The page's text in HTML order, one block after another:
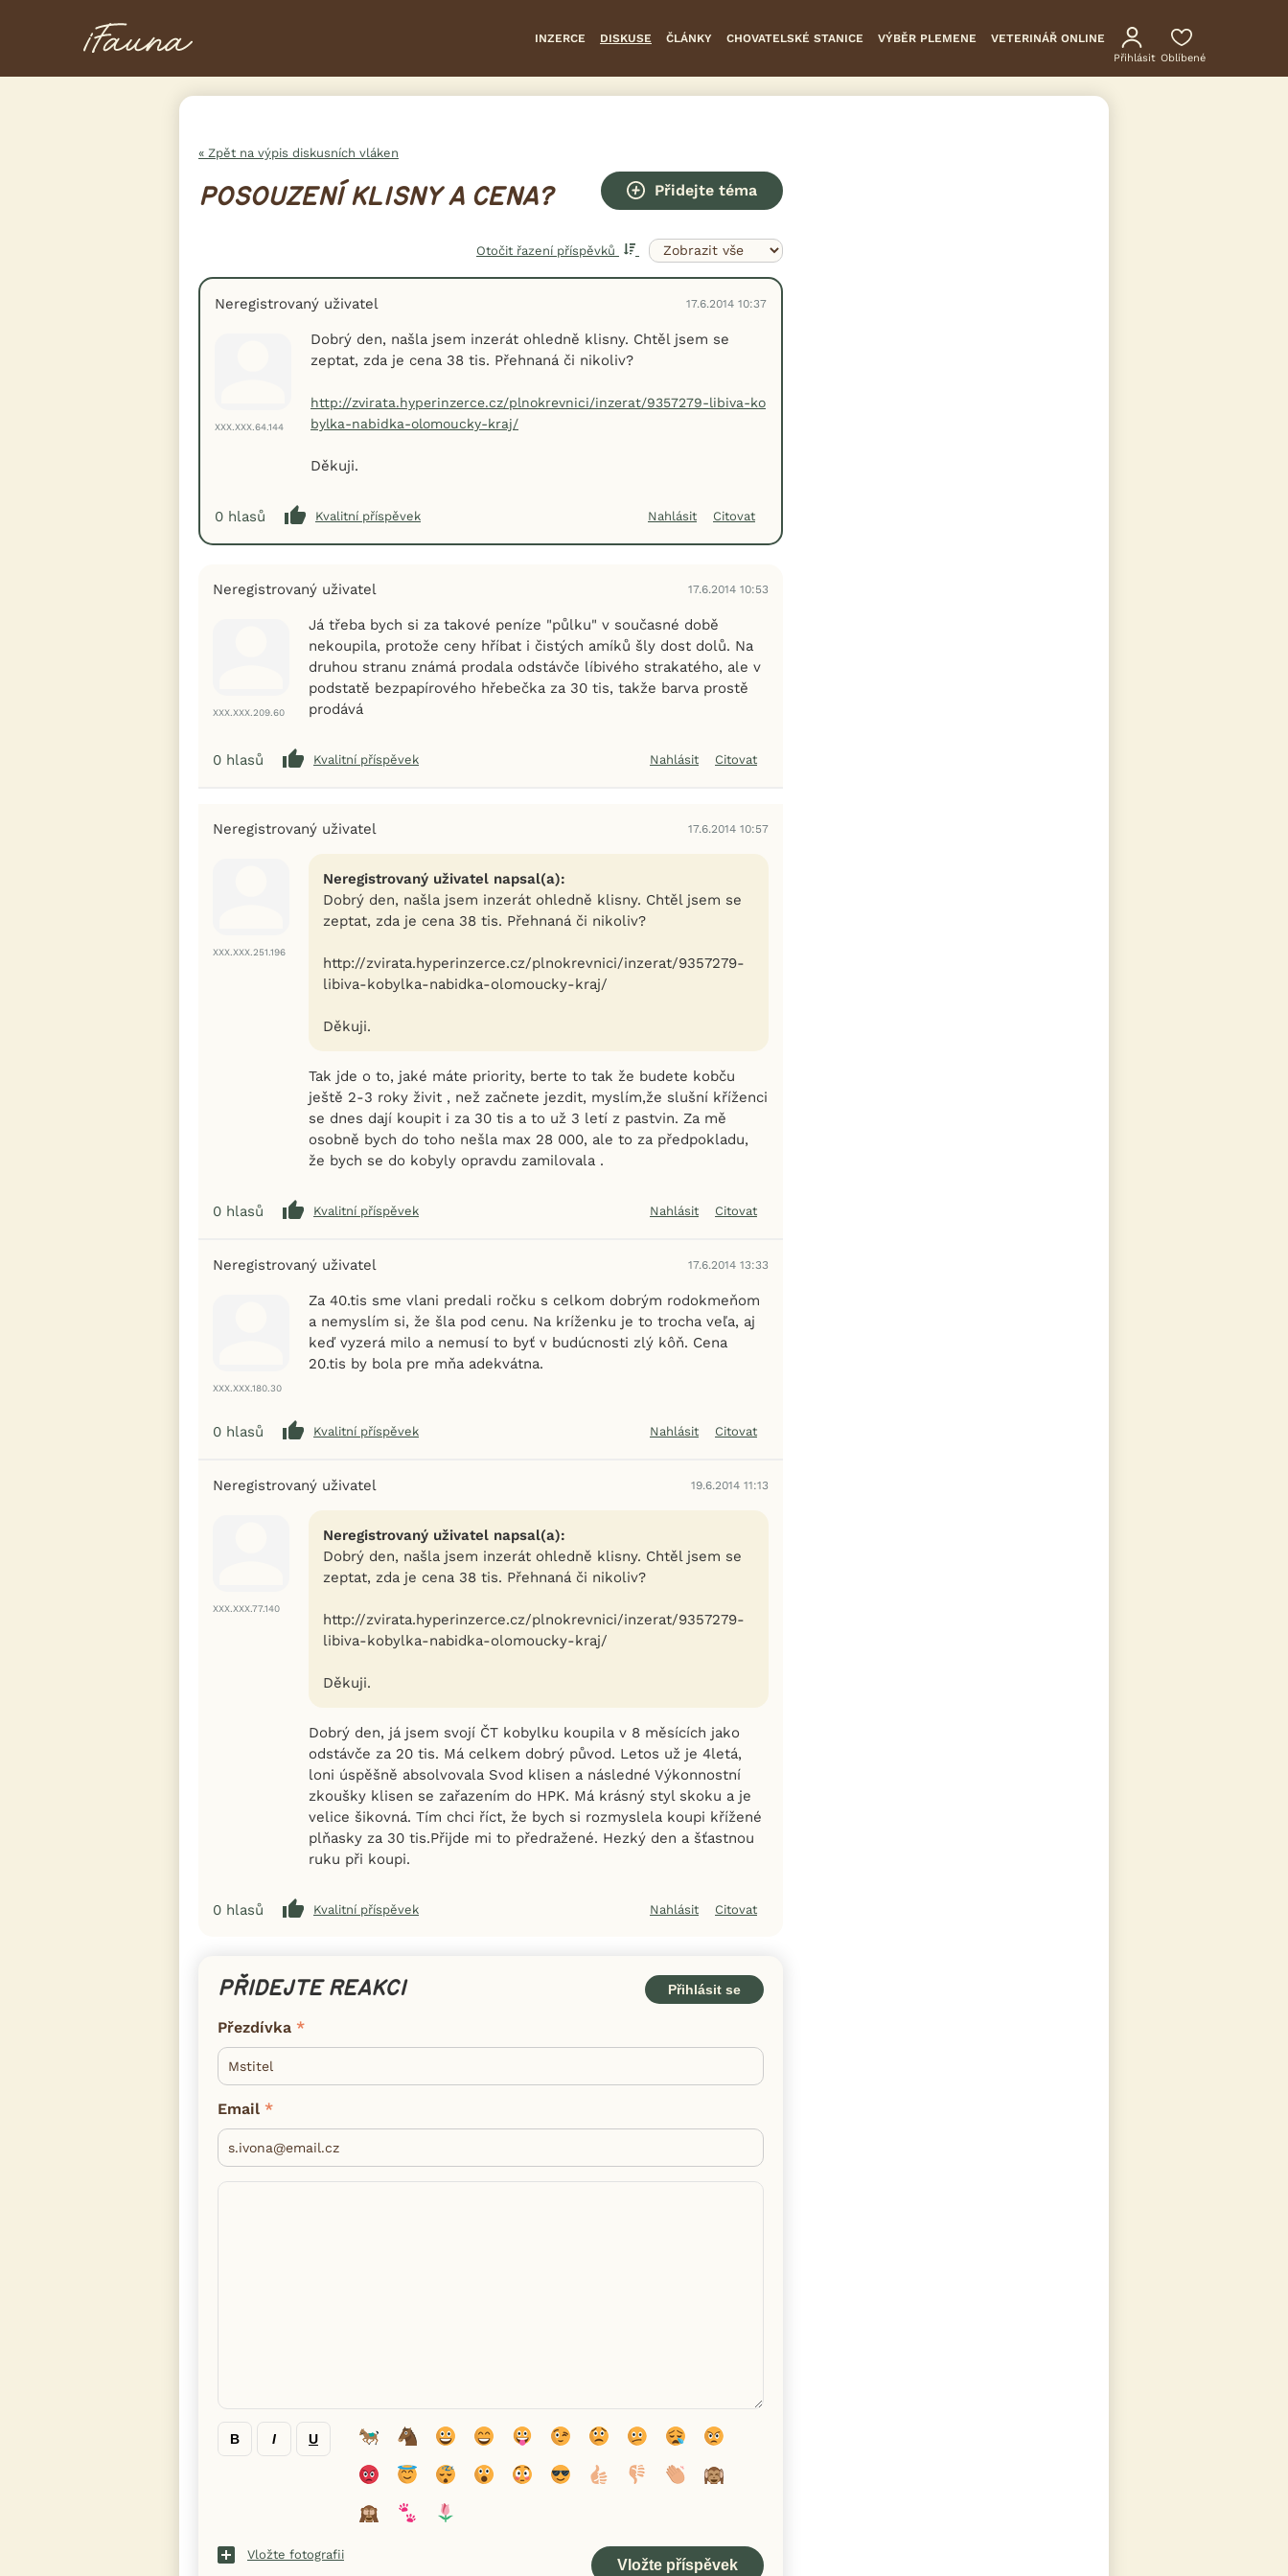
INZERCE DISKUSE ČLÁNKY CHOVATELSKÉ STANICE VÝBĚR PLEMENE VETERINÁŘ ONLINE
Přihlásit Oblíbené
« Zpět na výpis diskusních vláken
POSOUZENÍ KLISNY A CENA? Přidejte téma
Otočit řazení příspěvků
Neregistrovaný uživatel 17.6.2014 10:37
XXX.XXX.64.144
Dobrý den, našla jsem inzerát ohledně klisny. Chtěl jsem se
zeptat, zda je cena 38 tis. Přehnaná či nikoliv?
http://zvirata.hyperinzerce.cz/plnokrevnici/inzerat/9357279-libiva-ko
bylka-nabidka-olomoucky-kraj/
Děkuji.
0 hlasů Kvalitní příspěvek Nahlásit Citovat
Neregistrovaný uživatel 17.6.2014 10:53
XXX.XXX.209.60
Já třeba bych si za takové peníze "půlku" v současné době
nekoupila, protože ceny hříbat i čistých amíků šly dost dolů. Na
druhou stranu známá prodala odstávče líbivého strakatého, ale v
podstatě bezpapírového hřebečka za 30 tis, takže barva prostě
prodává
0 hlasů Kvalitní příspěvek Nahlásit Citovat
Neregistrovaný uživatel 17.6.2014 10:57
XXX.XXX.251.196
Neregistrovaný uživatel napsal(a):
Dobrý den, našla jsem inzerát ohledně klisny. Chtěl jsem se
zeptat, zda je cena 38 tis. Přehnaná či nikoliv?
http://zvirata.hyperinzerce.cz/plnokrevnici/inzerat/9357279-
libiva-kobylka-nabidka-olomoucky-kraj/
Děkuji.
Tak jde o to, jaké máte priority, berte to tak že budete kobču
ještě 2-3 roky živit , než začnete jezdit, myslím,že slušní kříženci
se dnes dají koupit i za 30 tis a to už 3 letí z pastvin. Za mě
osobně bych do toho nešla max 28 000, ale to za předpokladu,
že bych se do kobyly opravdu zamilovala .
0 hlasů Kvalitní příspěvek Nahlásit Citovat
Neregistrovaný uživatel 17.6.2014 13:33
XXX.XXX.180.30
Za 40.tis sme vlani predali ročku s celkom dobrým rodokmeňom
a nemyslím si, že šla pod cenu. Na kríženku je to trocha veľa, aj
keď vyzerá milo a nemusí to byť v budúcnosti zlý kôň. Cena
20.tis by bola pre mňa adekvátna.
0 hlasů Kvalitní příspěvek Nahlásit Citovat
Neregistrovaný uživatel 19.6.2014 11:13
XXX.XXX.77.140
Neregistrovaný uživatel napsal(a):
Dobrý den, našla jsem inzerát ohledně klisny. Chtěl jsem se
zeptat, zda je cena 38 tis. Přehnaná či nikoliv?
http://zvirata.hyperinzerce.cz/plnokrevnici/inzerat/9357279-
libiva-kobylka-nabidka-olomoucky-kraj/
Děkuji.
Dobrý den, já jsem svojí ČT kobylku koupila v 8 měsících jako
odstávče za 20 tis. Má celkem dobrý původ. Letos už je 4letá,
loni úspěšně absolvovala Svod klisen a následné Výkonnostní
zkoušky klisen se zařazením do HPK. Má krásný styl skoku a je
velice šikovná. Tím chci říct, že bych si rozmyslela koupi křížené
plňasky za 30 tis.Přijde mi to předražené. Hezký den a šťastnou
ruku při koupi.
0 hlasů Kvalitní příspěvek Nahlásit Citovat
PŘIDEJTE REAKCI Přihlásit se
Přezdívka
Email
B I U
Vložte fotografii